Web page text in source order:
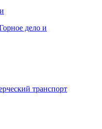
дело и
транспорт